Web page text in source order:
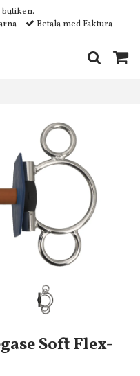
Betala med Faktura
Soft Flex-